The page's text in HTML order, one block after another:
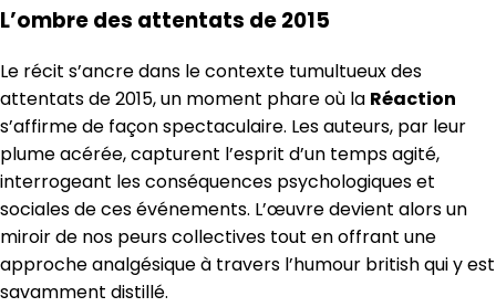
L’ombre des attentats de 2015
Le récit s’ancre dans le contexte tumultueux des
attentats de 2015, un moment phare où la Réaction
s’affirme de façon spectaculaire. Les auteurs, par leur
plume acérée, capturent l’esprit d’un temps agité,
interrogeant les conséquences psychologiques et
sociales de ces événements. L’œuvre devient alors un
miroir de nos peurs collectives tout en offrant une
approche analgésique à travers l’humour british qui y est
savamment distillé.